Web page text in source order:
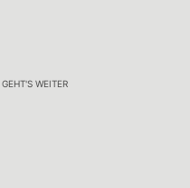
WEITER